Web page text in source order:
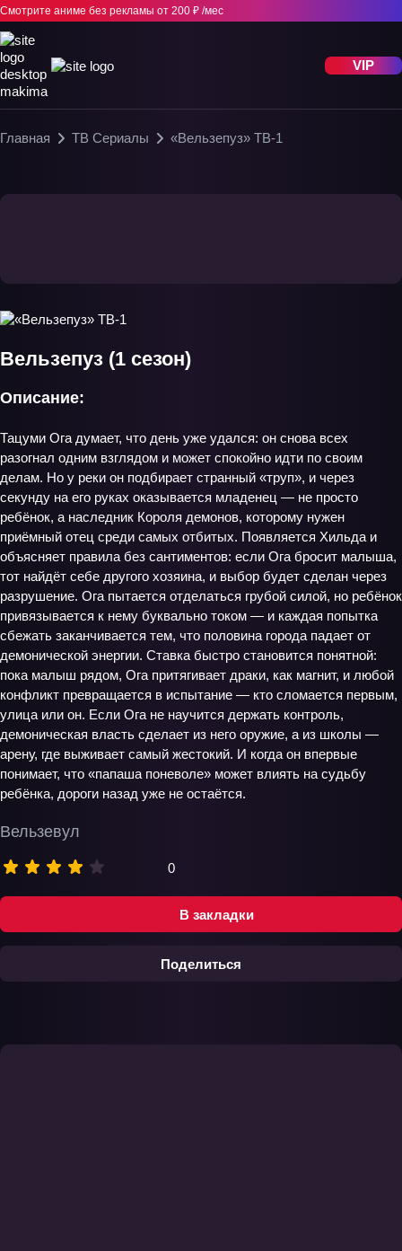
Смотрите аниме без рекламы от 200 ₽ /мес
VIP
Главная ТВ Сериалы «Вельзепуз» ТВ-1
В закладки
Поделиться
Вельзепуз (1 сезон)
Вельзевул
0
Описание:
Тацуми Ога думает, что день уже удался: он снова всех
разогнал одним взглядом и может спокойно идти по своим
делам. Но у реки он подбирает странный «труп», и через
секунду на его руках оказывается младенец — не просто
ребёнок, а наследник Короля демонов, которому нужен
приёмный отец среди самых отбитых. Появляется Хильда и
объясняет правила без сантиментов: если Ога бросит малыша,
тот найдёт себе другого хозяина, и выбор будет сделан через
разрушение. Ога пытается отделаться грубой силой, но ребёнок
привязывается к нему буквально током — и каждая попытка
сбежать заканчивается тем, что половина города падает от
демонической энергии. Ставка быстро становится понятной:
пока малыш рядом, Ога притягивает драки, как магнит, и любой
конфликт превращается в испытание — кто сломается первым,
улица или он. Если Ога не научится держать контроль,
демоническая власть сделает из него оружие, а из школы —
арену, где выживает самый жестокий. И когда он впервые
понимает, что «папаша поневоле» может влиять на судьбу
ребёнка, дороги назад уже не остаётся.